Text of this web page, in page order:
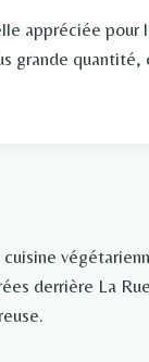
appréciée
grande quantité,
derrière La